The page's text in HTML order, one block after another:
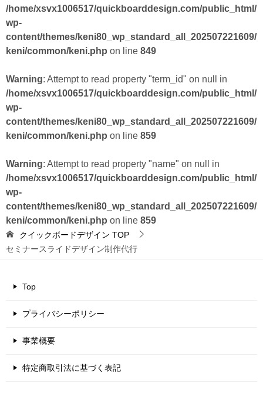
/home/xsvx1006517/quickboarddesign.com/public_html/
wp-
content/themes/keni80_wp_standard_all_202507221609/
keni/common/keni.php on line 849
Warning: Attempt to read property "term_id" on null in
/home/xsvx1006517/quickboarddesign.com/public_html/
wp-
content/themes/keni80_wp_standard_all_202507221609/
keni/common/keni.php on line 859
Warning: Attempt to read property "name" on null in
/home/xsvx1006517/quickboarddesign.com/public_html/
wp-
content/themes/keni80_wp_standard_all_202507221609/
keni/common/keni.php on line 859
クイックボードデザイン TOP
セミナースライドデザイン制作代行
Top
プライバシーポリシー
事業概要
特定商取引法に基づく表記